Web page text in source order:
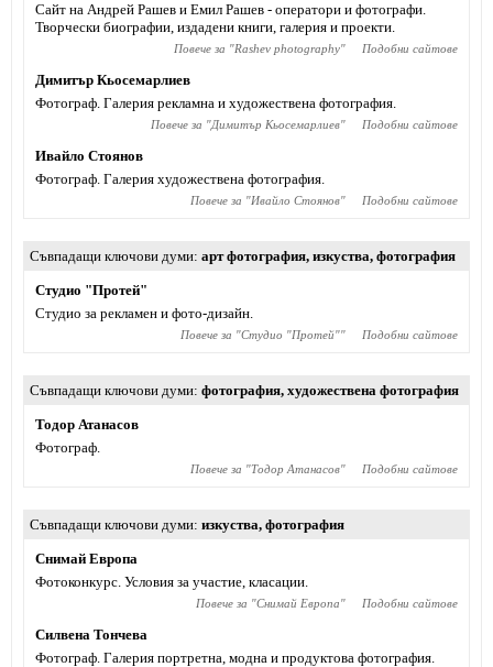
Сайт на Андрей Рашев и Емил Рашев - оператори и фотографи.
Творчески биографии, издадени книги, галерия и проекти.
Повече за "Rashev photography" Подобни сайтове
Димитър Кьосемарлиев
Фотограф. Галерия рекламна и художествена фотография.
Повече за "Димитър Кьосемарлиев" Подобни сайтове
Ивайло Стоянов
Фотограф. Галерия художествена фотография.
Повече за "Ивайло Стоянов" Подобни сайтове
Съвпадащи ключови думи арт фотография, изкуства, фотография
Студио "Протей"
Студио за рекламен и фото-дизайн.
Повече за "Студио "Протей"" Подобни сайтове
Съвпадащи ключови думи фотография, художествена фотография
Тодор Атанасов
Фотограф.
Повече за "Тодор Атанасов" Подобни сайтове
Съвпадащи ключови думи изкуства, фотография
Снимай Европа
Фотоконкурс. Условия за участие, класации.
Повече за "Снимай Европа" Подобни сайтове
Силвена Тончева
Фотограф. Галерия портретна, модна и продуктова фотография.